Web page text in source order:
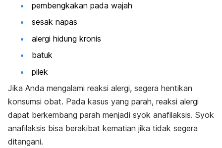
pembengkakan pada wajah
sesak napas
alergi hidung kronis
batuk
pilek
Jika Anda mengalami reaksi alergi, segera hentikan
konsumsi obat. Pada kasus yang parah, reaksi alergi
dapat berkembang parah menjadi syok anafilaksis. Syok
anafilaksis bisa berakibat kematian jika tidak segera
ditangani.